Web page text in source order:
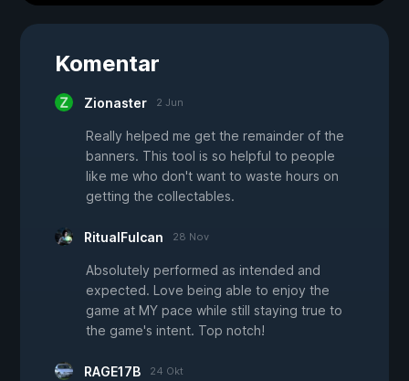
Komentar
Zionaster 2 Jun
Really helped me get the remainder of the
banners. This tool is so helpful to people
like me who don't want to waste hours on
getting the collectables.
RitualFulcan 28 Nov
Absolutely performed as intended and
expected. Love being able to enjoy the
game at MY pace while still staying true to
the game's intent. Top notch!
RAGE17B 24 Okt